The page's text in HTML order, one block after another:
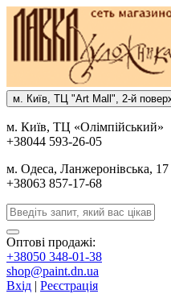
м. Киïв, ТЦ "Art Mall", 2-й
м. Киïв, ТЦ «Олiмпiйський»
+38044 593-26-05
м. Одеса, Ланжеронiвська, 17
+38063 857-17-68
Оптові продажі:
+38050 348-01-38
shop@paint.dn.ua
Вхід | Реєстрація